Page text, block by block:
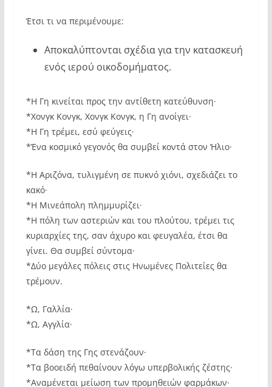
Έτσι τι να περιμένουμε:
Αποκαλύπτονται σχέδια για την κατασκευή
ενός ιερού οικοδομήματος.
*Η Γη κινείται προς την αντίθετη κατεύθυνση·
*Χονγκ Κονγκ, Χονγκ Κονγκ, η Γη ανοίγει·
*Η Γη τρέμει, εσύ φεύγεις·
*Ένα κοσμικό γεγονός θα συμβεί κοντά στον Ήλιο·
*Η Αριζόνα, τυλιγμένη σε πυκνό χιόνι, σχεδιάζει το
κακό·
*Η Μινεάπολη πλημμυρίζει·
*Η πόλη των αστεριών και του πλούτου, τρέμει τις
κυριαρχίες της, σαν άχυρο και φευγαλέα, έτσι θα
γίνει. Θα συμβεί σύντομα·
*Δύο μεγάλες πόλεις στις Ηνωμένες Πολιτείες θα
τρέμουν.
*Ω, Γαλλία·
*Ω, Αγγλία·
*Τα δάση της Γης στενάζουν·
*Τα βοοειδή πεθαίνουν λόγω υπερβολικής ζέστης·
*Αναμένεται μείωση των προμηθειών φαρμάκων·